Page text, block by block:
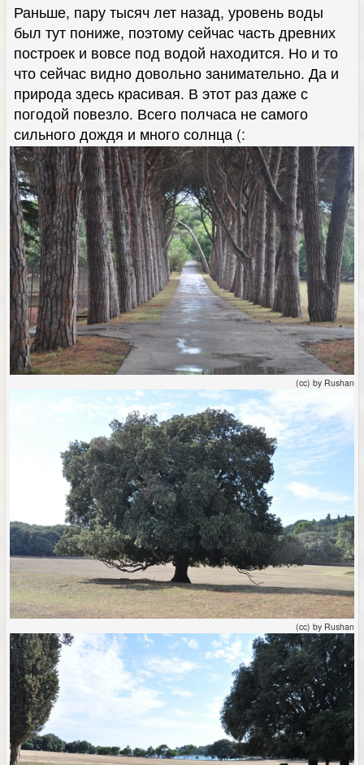
Раньше, пару тысяч лет назад, уровень воды
был тут пониже, поэтому сейчас часть древних
построек и вовсе под водой находится. Но и то
что сейчас видно довольно занимательно. Да и
природа здесь красивая. В этот раз даже с
погодой повезло. Всего полчаса не самого
сильного дождя и много солнца (:
(cc) by Rushan
(cc) by Rushan